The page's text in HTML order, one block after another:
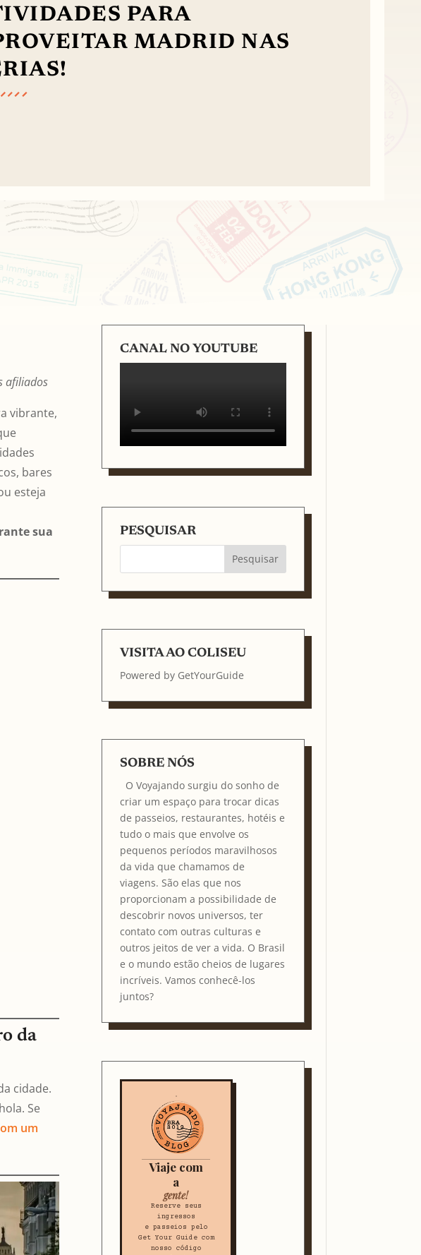
PARA
MADRID NAS
afiliados
vibrante,
bares
esteja
sua
da
cidade.
Se
um
CANAL NO YOUTUBE
PESQUISAR
VISITA AO COLISEU
Powered by GetYourGuide
SOBRE NÓS
O Voyajando surgiu do sonho de
criar um espaço para trocar dicas
de passeios, restaurantes, hotéis e
tudo o mais que envolve os
pequenos períodos maravilhosos
da vida que chamamos de
viagens. São elas que nos
proporcionam a possibilidade de
descobrir novos universos, ter
contato com outras culturas e
outros jeitos de ver a vida. O Brasil
e o mundo estão cheios de lugares
incríveis. Vamos conhecê-los
juntos?
Viaje com
a
gente!
Reserve seus
ingressos
e passeios pelo
Get Your Guide com
nosso código